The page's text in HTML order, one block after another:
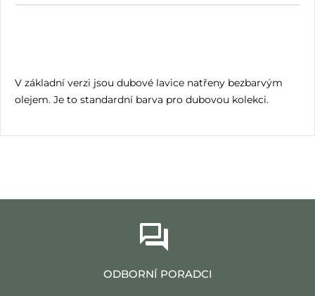
V základní verzi jsou dubové lavice natřeny bezbarvým
olejem. Je to standardní barva pro dubovou kolekci.
ODBORNÍ PORADCI